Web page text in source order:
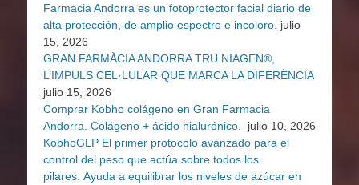
Farmacia Andorra es un fotoprotector facial diario de
alta protección, de amplio espectro e incoloro. julio
15, 2026
GRAN FARMÀCIA ANDORRA TRU NIAGEN®,
L’IMPULS CEL·LULAR QUE MARCA LA DIFERÈNCIA
julio 15, 2026
Comprar Kobho colágeno en Gran Farmacia
Andorra. Colágeno + ácido hialurónico.
julio 10, 2026
KobhoGLP El primer protocolo avanzado para el
control del peso que actúa sobre todos los
pilares. Ayuda a equilibrar los niveles de azúcar en